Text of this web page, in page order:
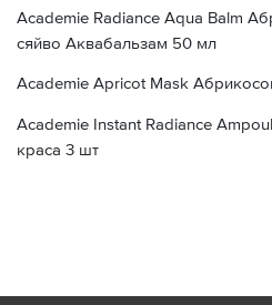
Academie Radiance Aqua Balm
сяйво Аквабальзам 50 мл
Academie Apricot Mask
Academie Instant Radiance
краса 3 шт